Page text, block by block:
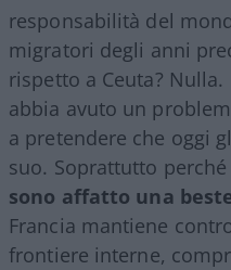
responsabilità del
migratori degli anni
rispetto a Ceuta?
abbia avuto un
a pretendere che oggi
suo. Soprattutto
sono affatto una
Francia mantiene
frontiere interne,